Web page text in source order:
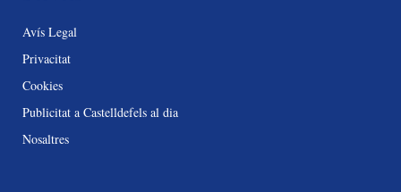
Avís Legal
Privacitat
Cookies
Publicitat a Castelldefels al dia
Nosaltres